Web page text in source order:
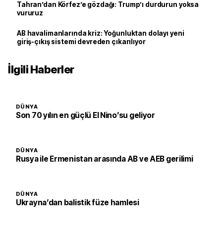
Tahran’dan Körfez’e gözdağı: Trump’ı durdurun yoksa
vururuz
AB havalimanlarında kriz: Yoğunluktan dolayı yeni
giriş-çıkış sistemi devreden çıkarılıyor
İlgili Haberler
DÜNYA
Son 70 yılın en güçlü El Nino’su geliyor
DÜNYA
Rusya ile Ermenistan arasında AB ve AEB gerilimi
DÜNYA
Ukrayna’dan balistik füze hamlesi